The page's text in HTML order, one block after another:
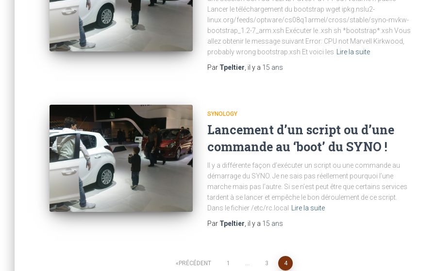
Lancer le téléchargement du bootstrap wget ipkg.nslu2-
linux.org/feeds/optware/cs08q1armel/cross/stable/syno-mvkw-
bootstrap_1.2-7_arm.xsh Exécuter le .xsh sh *bootstrap*.xsh Vous
allez obtenir le message suivant Error: CPU not Marvell Kirkwood,
probably wrong bootstrap.xsh Et voici les
Lire la suite
Par Tpeltier , il y a 15 ans
SYNOLOGY
Lancement d’un script ou d’une
commande au ‘boot’ du SYNO !
Il y a différente façon d’exécuter un script ou une commande au
démarrage du SYNO. Je ne sais pas réellement pourquoi l’une
marche mais pas l’autre. Si se n’est peut être que certains services
tardent à se lancer et empêche le bon déroulement de ce script.
Dans le fichier /etc/rc.local
Lire la suite
Par Tpeltier , il y a 15 ans
PRÉCÉDENT 1 … 3 4